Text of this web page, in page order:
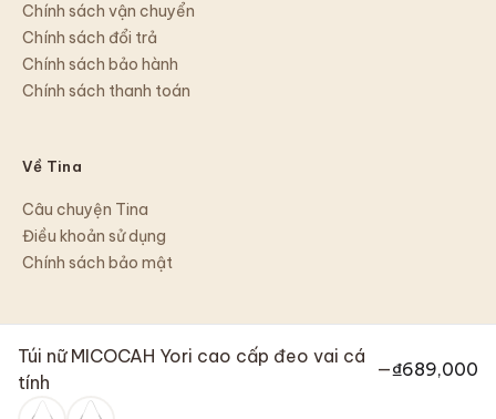
Túi nữ MICOCAH Yori cao cấp đeo vai cá
tính
—₫689,000
Chính sách vận chuyển
Chính sách đổi trả
Chính sách bảo hành
Chính sách thanh toán
Về Tina
Câu chuyện Tina
Điều khoản sử dụng
Chính sách bảo mật
©2026